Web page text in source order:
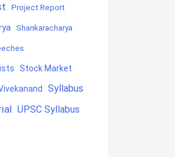
Project Report
Shankaracharya
Stock Market
Syllabus
UPSC Syllabus